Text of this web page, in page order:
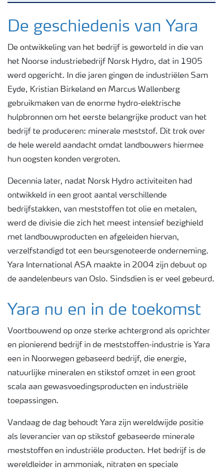
Yara in de Benelux
Waar we actief zijn
Onze ambitie
Duurzaamheid
Veiligheidsregels
De geschiedenis van Yara
De ontwikkeling van het bedrijf is geworteld in die van
het Noorse industriebedrijf Norsk Hydro, dat in 1905
werd opgericht. In die jaren gingen de industriëlen Sam
Eyde, Kristian Birkeland en Marcus Wallenberg
gebruikmaken van de enorme hydro-elektrische
hulpbronnen om het eerste belangrijke product van het
bedrijf te produceren: minerale meststof. Dit trok over
de hele wereld aandacht omdat landbouwers hiermee
hun oogsten konden vergroten.
Decennia later, nadat Norsk Hydro activiteiten had
ontwikkeld in een groot aantal verschillende
bedrijfstakken, van meststoffen tot olie en metalen,
werd de divisie die zich het meest intensief bezighield
met landbouwproducten en afgeleiden hiervan,
verzelfstandigd tot een beursgenoteerde onderneming.
Yara International ASA maakte in 2004 zijn debuut op
de aandelenbeurs van Oslo. Sindsdien is er veel gebeurd.
Yara nu en in de toekomst
Voortbouwend op onze sterke achtergrond als oprichter
en pionierend bedrijf in de meststoffen-industrie is Yara
een in Noorwegen gebaseerd bedrijf, die energie,
natuurlijke mineralen en stikstof omzet in een groot
scala aan gewasvoedingsproducten en industriële
toepassingen.
Vandaag de dag behoudt Yara zijn wereldwijde positie
als leverancier van op stikstof gebaseerde minerale
meststoffen en industriële producten. Het bedrijf is de
wereldleider in ammoniak, nitraten en speciale